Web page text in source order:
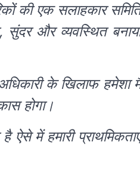
की एक सलाहकार
और व्यवस्थित
के खिलाफ हमेशा
होगा।
ऐसे में हमारी